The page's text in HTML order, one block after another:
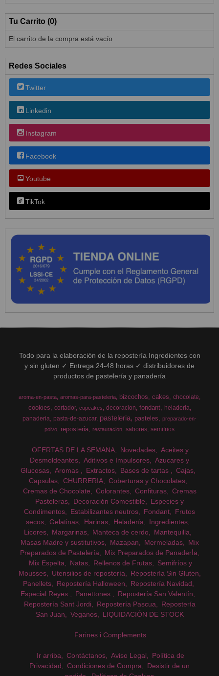
Tu Carrito (0)
El carrito de la compra está vacío
Redes Sociales
Twitter
Linkedin
Instagram
Facebook
Youtube
TikTok
Todo para la elaboración de la repostería Ingredientes con
y sin gluten ✓ Entrega 24-48 horas ✓ distribuidores de
productos de pastelería y panadería
aroma-en-pasta aromas-para-pasteleria bizcochos cakes chocolate
cookies cortador cupcakes decoracion fondant
heladeria
panaderia pasta-de-azucar pasteleria pasteles
preparado-en-
polvo
reposteria restauracion sabores semifrios
OFERTAS DE LA SEMANA Novedades
Aceites y
Desmoldeantes
Aditivos e Impulsores
Azucares y
Glucosas
Aromas Extractos Bases de tartas
Cajas
Capsulas
CHURRERIA
Coberturas y Chocolates
Cremas de Chocolate
Colorantes Confituras
Cremas
Pasteleras
Decoración Comestible
Especies y
Condimentos
Estabilizantes neutros Fondant
Frutos
secos
Gelatinas Harinas Heladería
Ingredientes
Licores
Margarinas Manteca de cerdo
Mantequilla
Masas Madre y sustitutivos
Mazapan Mermeladas
Mix
Preparados de Pastelería
Mix Preparados de PanaderÍa
Mix Espelta
Natas Rellenos de Frutas
Semifríos y
Mousses
Utensilios de repostería
Repostería Sin Gluten
Panellets
Repostería Halloween
Repostería Navidad
Especial Reyes
Panettones
Repostería San Valentín
Repostería Sant Jordi
Repostería Pascua
Repostería
San Juan
Veganos LIQUIDACIÓN DE STOCK
Farines i Complements
Ir arriba Contáctanos Aviso Legal
Política de
Privacidad
Condiciones de Compra
Desistir de un